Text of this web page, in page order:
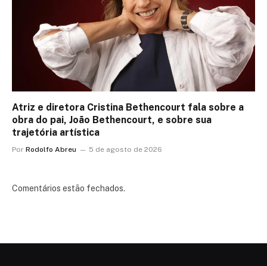
Atriz e diretora Cristina Bethencourt fala sobre a
obra do pai, João Bethencourt, e sobre sua
trajetória artística
Por Rodolfo Abreu 5 de agosto de 2026
Comentários estão fechados.